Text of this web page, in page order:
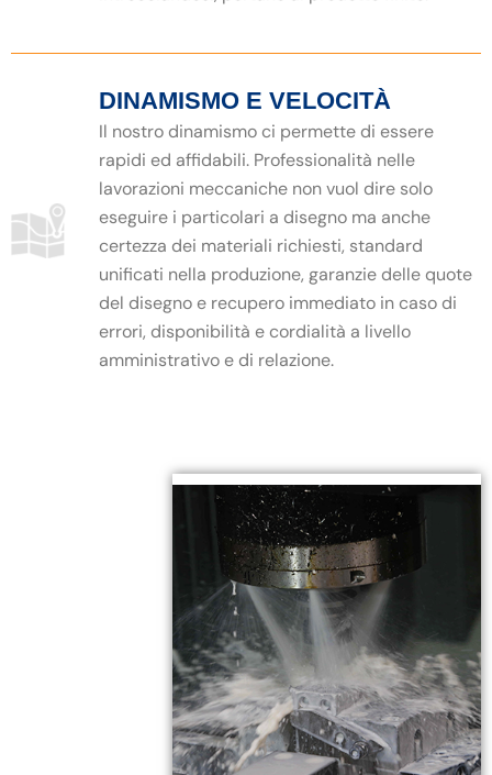
DINAMISMO E VELOCITÀ
Il nostro dinamismo ci permette di essere
rapidi ed affidabili. Professionalità nelle
lavorazioni meccaniche non vuol dire solo
eseguire i particolari a disegno ma anche
certezza dei materiali richiesti, standard
unificati nella produzione, garanzie delle quote
del disegno e recupero immediato in caso di
errori, disponibilità e cordialità a livello
amministrativo e di relazione.